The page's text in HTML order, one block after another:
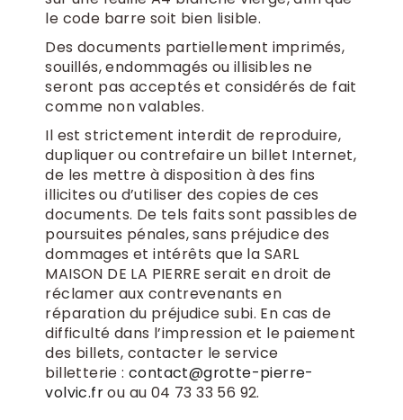
le code barre soit bien lisible.
Des documents partiellement imprimés,
souillés, endommagés ou illisibles ne
seront pas acceptés et considérés de fait
comme non valables.
Il est strictement interdit de reproduire,
dupliquer ou contrefaire un billet Internet,
de les mettre à disposition à des fins
illicites ou d’utiliser des copies de ces
documents. De tels faits sont passibles de
poursuites pénales, sans préjudice des
dommages et intérêts que la SARL
MAISON DE LA PIERRE serait en droit de
réclamer aux contrevenants en
réparation du préjudice subi. En cas de
difficulté dans l’impression et le paiement
des billets, contacter le service
billetterie : contact@grotte-pierre-
volvic.frou au 04 73 33 56 92.